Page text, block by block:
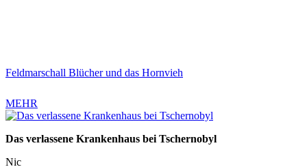
Feldmarschall Blücher und das Hornvieh
MEHR
Das verlassene Krankenhaus bei Tschernobyl
Nic